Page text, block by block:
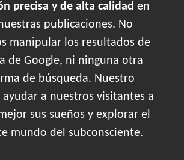
precisa y de alta calidad en
publicaciones. No
manipular los resultados de
de Google, ni ninguna otra
de búsqueda. Nuestro
a nuestros visitantes a
sus sueños y explorar el
mundo del subconsciente.